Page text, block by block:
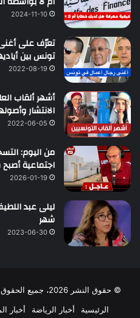
2024-11-10
تونس بين
2022-08-19
أشهر ألقاب
الانتشار
2022-06-05
من اليوم:
اجتماعية أصبح
2026-01-19
ليلى عبد
شهر
2023-06-30
© حقوق النشر 2026، جميع الحقوق محفوظة |
الرئيسية
أخبار الرياضة أخبار